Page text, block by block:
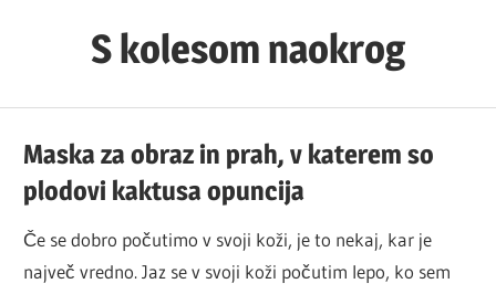
S kolesom naokrog
Maska za obraz in prah, v katerem so
plodovi kaktusa opuncija
Če se dobro počutimo v svoji koži, je to nekaj, kar je
največ vredno. Jaz se v svoji koži počutim lepo, ko sem